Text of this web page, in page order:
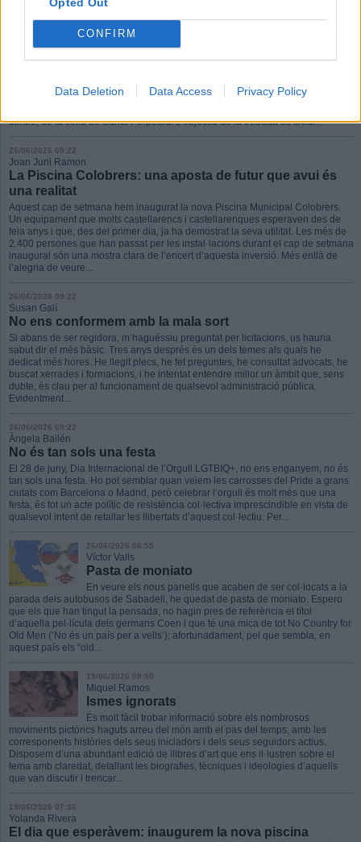
CONFIRM
Data Deletion Data Access Privacy Policy
Ball de Gitanes
Cap de setmana intens per al Ball de
Gitanes
Gitanes de Castellar. Dissabte a la tarda, la colla de Solters va participar en la
Picada, un concurs que, anualment, reuneix tres colles de ball de plaça del
també, de la colla de Santa Perpètua. L’objectiu de la trobada és crear...
26/06/2026 09:22
Joan Juni Ramon
La Piscina Colobrers: una aposta de futur que avui és
una realitat
Aquest cap de setmana hem inaugurat la nova Piscina Municipal Colobrers.
Un equipament que molts castellarencs i castellarenques esperaven des de
feia anys i que, des del primer dia, ja ha demostrat la seva utilitat. Les més de
2.400 persones que han passat per les instal·lacions durant el cap de setmana
inaugural són una mostra clara de l’encert d’aquesta inversió. Més enllà de
l’alegria de veure...
26/06/2026 09:22
Susan Galí
No ens conformem amb la mala sort
Si abans de ser regidora, m’haguéssiu preguntat per licitacions, us hauria
sabut dir el més bàsic. Tres anys després és un dels temes als quals he
dedicat més hores. He llegit plecs, he fet preguntes, he consultat advocats, he
buscat xerrades i formacions, i he intentat entendre millor un àmbit que, sens
dubte, és clau per al funcionament de qualsevol administració pública.
Evidentment...
26/06/2026 09:22
Àngela Bailén
No és tan sols una festa
El 28 de juny, Dia Internacional de l’Orgull LGTBIQ+, no ens enganyem, no és
tan sols una festa. Ho pot semblar quan veiem les carrosses del Pride a grans
ciutats com Barcelona o Madrid, però celebrar l’orgull és molt més que una
festa, és tot un acte polític de resistència col·lectiva imprescindible en vista de
qualsevol intent de retallar les llibertats d’aquest col·lectiu. Per...
26/06/2026 06:55
Víctor Valls
Pasta de moniato
En veure els nous panells que acaben de ser col·locats a la
parada dels autobusos de Sabadell, he quedat de pasta de moniato. Espero
que els que han tingut la pensada, no hagin pres de referència el títol
d’aquella pel·lícula dels germans Coen i que té una mica de tot No Country for
Old Men (‘No és un país per a vells’); afortunadament, pel que sembla, en
aquest país els “old...
19/06/2026 08:50
Miquel Ramos
Ismes ignorats
És molt fàcil trobar informació sobre els nombrosos
moviments pictòrics haguts arreu del món amb el pas del temps, amb les
corresponents històries dels seus iniciadors i dels seus seguidors actius.
Disposem d’una abundant edició de llibres d’art que ens il·lustren sobre el
tema amb claredat, detallant les biografies, tècniques i ideologies d’aquells
que van discutir i trencar...
19/06/2026 07:36
Yolanda Rivera
El dia que esperàvem: inaugurem la nova piscina